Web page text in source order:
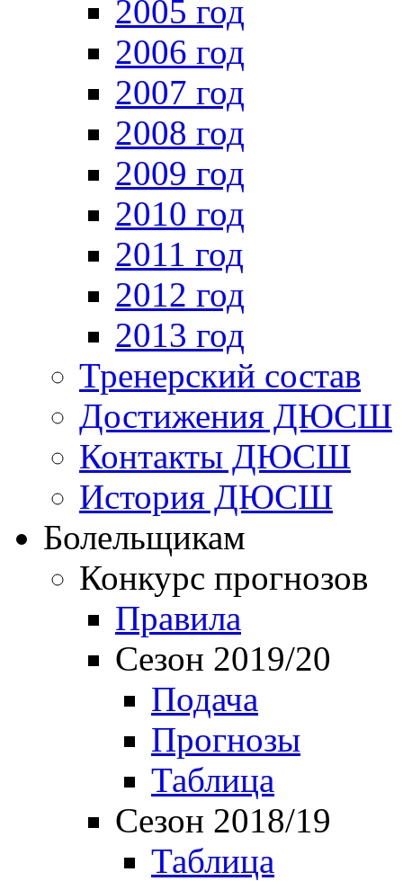
2005 год
2006 год
2007 год
2008 год
2009 год
2010 год
2011 год
2012 год
2013 год
Тренерский состав
Достижения ДЮСШ
Контакты ДЮСШ
История ДЮСШ
Болельщикам
Конкурс прогнозов
Правила
Сезон 2019/20
Подача
Прогнозы
Таблица
Сезон 2018/19
Таблица